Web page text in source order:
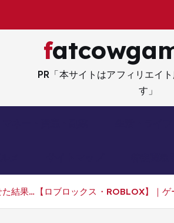
PR「本サイトはアフィリエイ
す」
結果…【ロブロックス・ROBLOX】｜